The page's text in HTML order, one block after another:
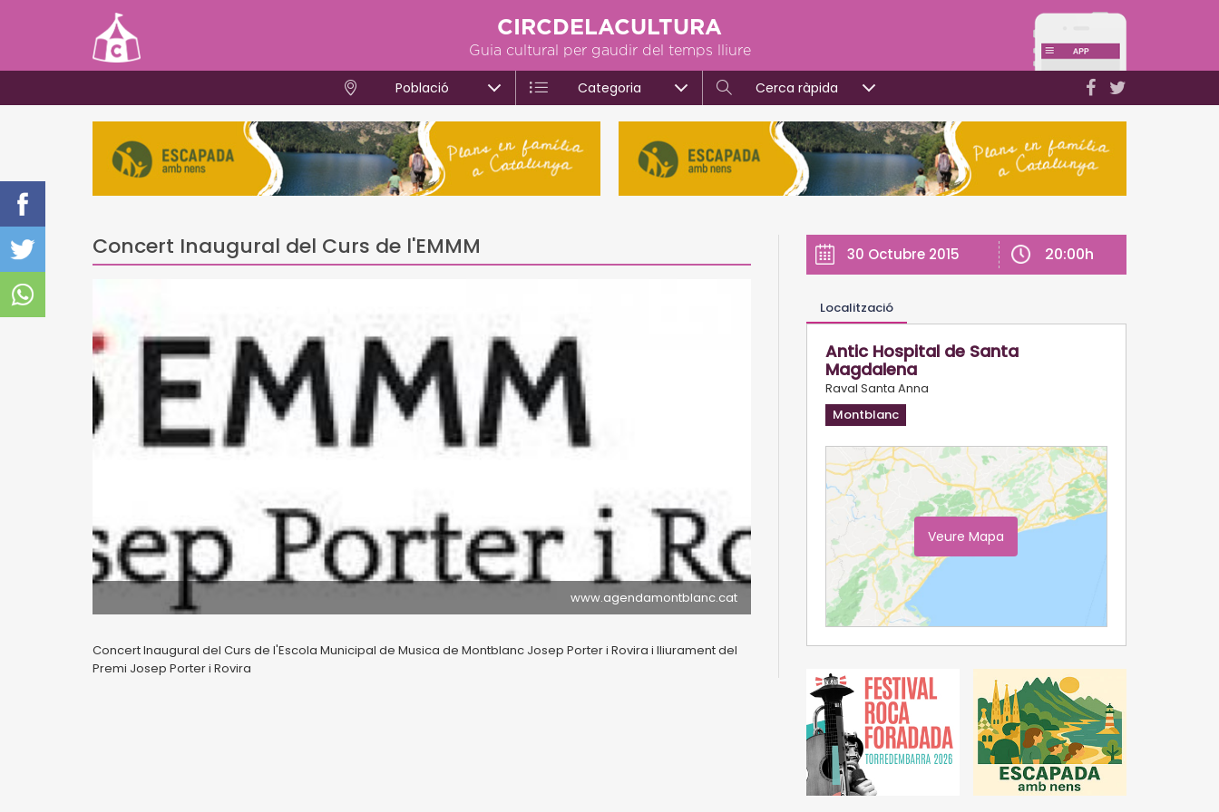
CIRCDELACULTURA
Guia cultural per gaudir del temps lliure
Població Categoria Cerca ràpida
Concert Inaugural del Curs de l'EMMM
www.agendamontblanc.cat
Concert Inaugural del Curs de l'Escola Municipal de Musica de Montblanc Josep Porter i Rovira i lliurament del
Premi Josep Porter i Rovira
30 Octubre 2015 20:00h
Localització
Antic Hospital de Santa
Magdalena
Raval Santa Anna
Montblanc
Veure Mapa